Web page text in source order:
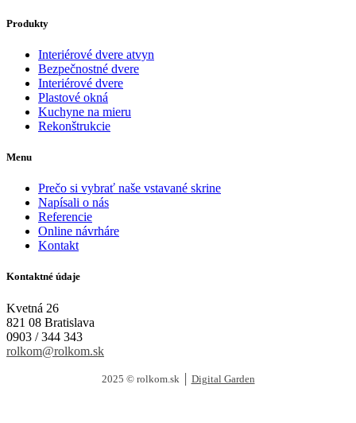
Produkty
Interiérové dvere atvyn
Bezpečnostné dvere
Interiérové dvere
Plastové okná
Kuchyne na mieru
Rekonštrukcie
Menu
Prečo si vybrať naše vstavané skrine
Napísali o nás
Referencie
Online návrháre
Kontakt
Kontaktné údaje
Kvetná 26
821 08 Bratislava
0903 / 344 343
rolkom@rolkom.sk
2025 © rolkom.sk │ Digital Garden